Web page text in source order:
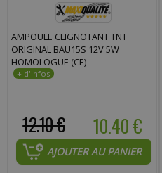
AMPOULE CLIGNOTANT TNT
ORIGINAL BAU15S 12V 5W
HOMOLOGUE (CE)
10.40 €
12.10 €
AJOUTER AU PANIER